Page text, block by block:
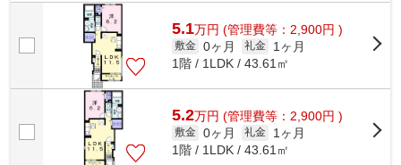
合でも、宅配ボックスがあれば再配達...
5.1万円 (管理費等：2,900円 )
敷金 0ヶ月 礼金
1ヶ月
1階 / 1LDK / 43.61㎡
5.2万円 (管理費等：2,900円 )
敷金 0ヶ月 礼金
1ヶ月
1階 / 1LDK / 43.61㎡